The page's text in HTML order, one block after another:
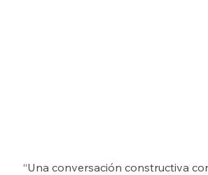
“Una conversación constructiva